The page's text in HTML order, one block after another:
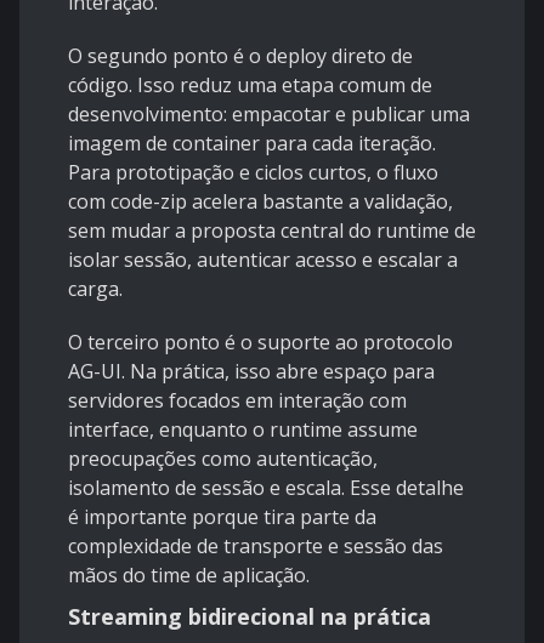
O segundo ponto é o deploy direto de
código. Isso reduz uma etapa comum de
desenvolvimento: empacotar e publicar uma
imagem de container para cada iteração.
Para prototipação e ciclos curtos, o fluxo
com code-zip acelera bastante a validação,
sem mudar a proposta central do runtime de
isolar sessão, autenticar acesso e escalar a
carga.
O terceiro ponto é o suporte ao protocolo
AG-UI. Na prática, isso abre espaço para
servidores focados em interação com
interface, enquanto o runtime assume
preocupações como autenticação,
isolamento de sessão e escala. Esse detalhe
é importante porque tira parte da
complexidade de transporte e sessão das
mãos do time de aplicação.
Streaming bidirecional na prática